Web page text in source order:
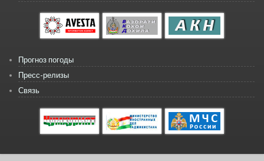
Прогноз погоды
Пресс-релизы
Связь